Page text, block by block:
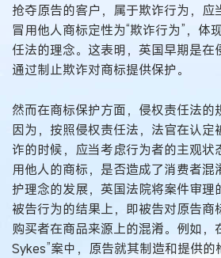
抢夺原告的客户，属于欺诈行为，应
冒用他人商标定性为“欺诈行为”，体
任法的理念。这表明，英国早期是在
通过制止欺诈对商标提供保护。
然而在商标保护方面，侵权责任法的
因为，按照侵权责任法，法官在认定
诈的时候，应当考虑行为者的主观状
用他人的商标，是否造成了消费者混
护理念的发展，英国法院将案件审理
被告行为的结果上，即被告对原告商
购买者在商品来源上的混淆。例如，
Sykes”案中，原告就其制造和提供的